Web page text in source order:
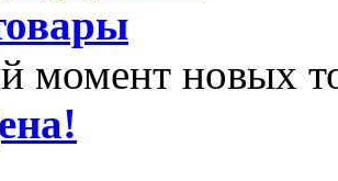
момент новых